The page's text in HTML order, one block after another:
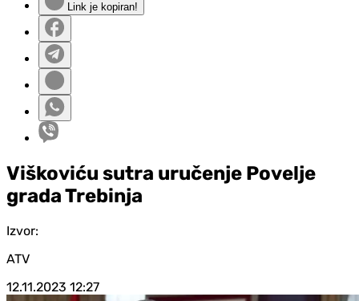
Link je kopiran!
Viškoviću sutra uručenje Povelje
grada Trebinja
Izvor:
ATV
12.11.2023 12:27